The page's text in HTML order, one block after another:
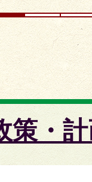
策・